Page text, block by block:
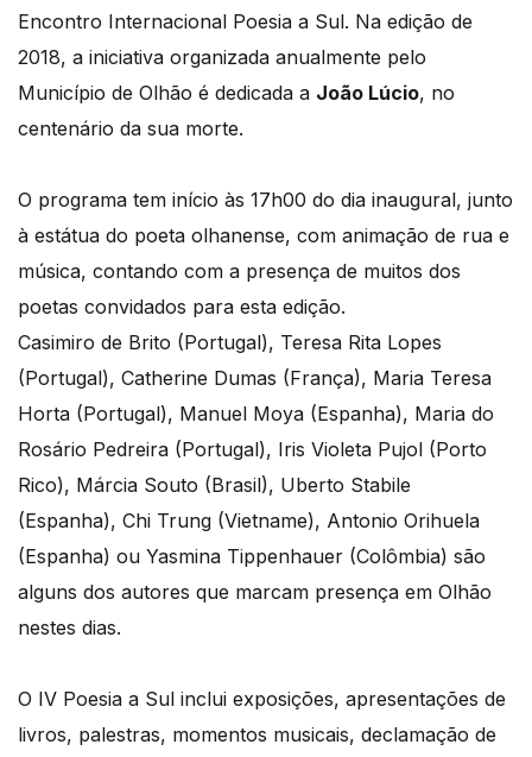
Encontro Internacional Poesia a Sul. Na edição de
2018, a iniciativa organizada anualmente pelo
Município de Olhão é dedicada a João Lúcio, no
centenário da sua morte.
O programa tem início às 17h00 do dia inaugural, junto
à estátua do poeta olhanense, com animação de rua e
música, contando com a presença de muitos dos
poetas convidados para esta edição.
Casimiro de Brito (Portugal), Teresa Rita Lopes
(Portugal), Catherine Dumas (França), Maria Teresa
Horta (Portugal), Manuel Moya (Espanha), Maria do
Rosário Pedreira (Portugal), Iris Violeta Pujol (Porto
Rico), Márcia Souto (Brasil), Uberto Stabile
(Espanha), Chi Trung (Vietname), Antonio Orihuela
(Espanha) ou Yasmina Tippenhauer (Colômbia) são
alguns dos autores que marcam presença em Olhão
nestes dias.
O IV Poesia a Sul inclui exposições, apresentações de
livros, palestras, momentos musicais, declamação de